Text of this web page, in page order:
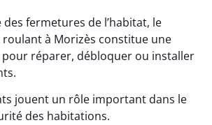
fermetures de l’habitat, le
à Morizès constitue une
réparer, débloquer ou installer
jouent un rôle important dans le
des habitations.